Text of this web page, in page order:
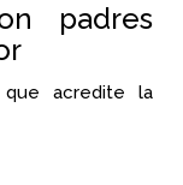
padres
que acredite la